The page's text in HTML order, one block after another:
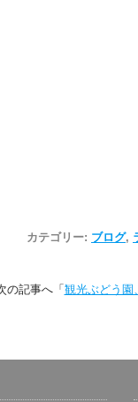
カテゴリー: ブログ,
記事へ「 観光ぶどう園